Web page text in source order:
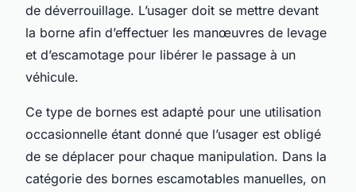
de déverrouillage. L’usager doit se mettre devant
la borne afin d’effectuer les manœuvres de levage
et d’escamotage pour libérer le passage à un
véhicule.
Ce type de bornes est adapté pour une utilisation
occasionnelle étant donné que l’usager est obligé
de se déplacer pour chaque manipulation. Dans la
catégorie des bornes escamotables manuelles, on